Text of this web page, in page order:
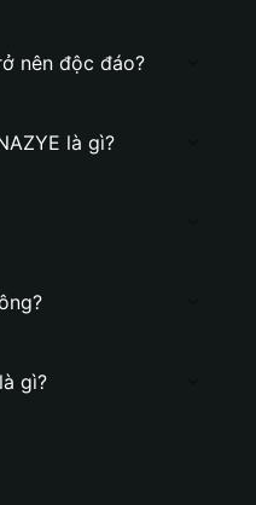
nên độc đáo?
là gì?
gì?